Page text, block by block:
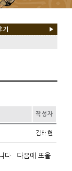
기 ▶
작성자
김태헌
다. 다음에 또올